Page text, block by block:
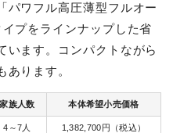
パワフル高圧薄型フルオー
プをラインナップした省
います。コンパクトながら
あります。
家族人数 本体希望小売価格
4～7人 1,382,700円（税込）